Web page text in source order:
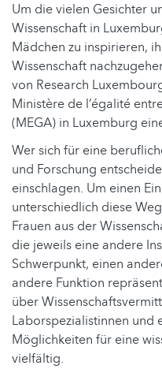
Um die vielen Gesichter
Wissenschaft in
Mädchen zu inspirieren,
Wissenschaft
von Research
Ministère de l’égalité
(MEGA) in Luxemburg
Wer sich für eine
und Forschung
einschlagen. Um einen
unterschiedlich diese
Frauen aus der
die jeweils eine andere
Schwerpunkt, einen
andere Funktion
über
Laborspezialistinnen und
Möglichkeiten für eine
vielfältig.